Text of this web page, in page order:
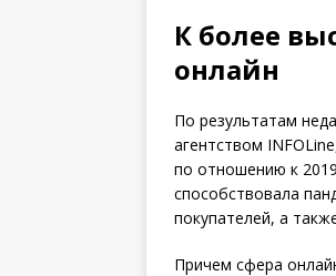
К более
онлайн
По результатам
агентством
по отношению к
способствовала
покупателей, а
Причем сфера